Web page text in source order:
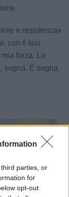
parties, or
for
opt-out
e resistenza»
con il suo
forza. La
sogna. E sogna